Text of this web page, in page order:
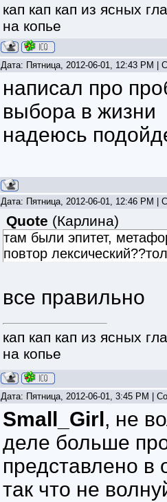
кап кап кап из ясных
на копье
Дата: Пятница, 2012-06-01, 12:43 PM |
написал про
выбора в жизни
надеюсь
Дата: Пятница, 2012-06-01, 12:46 PM |
Quote (Карлина)
там были эпитет,
повтор
все правильно
кап кап кап из ясных
на копье
Дата: Пятница, 2012-06-01, 3:45 PM |
Small_Girl , не
деле больше
представлено в
так что не